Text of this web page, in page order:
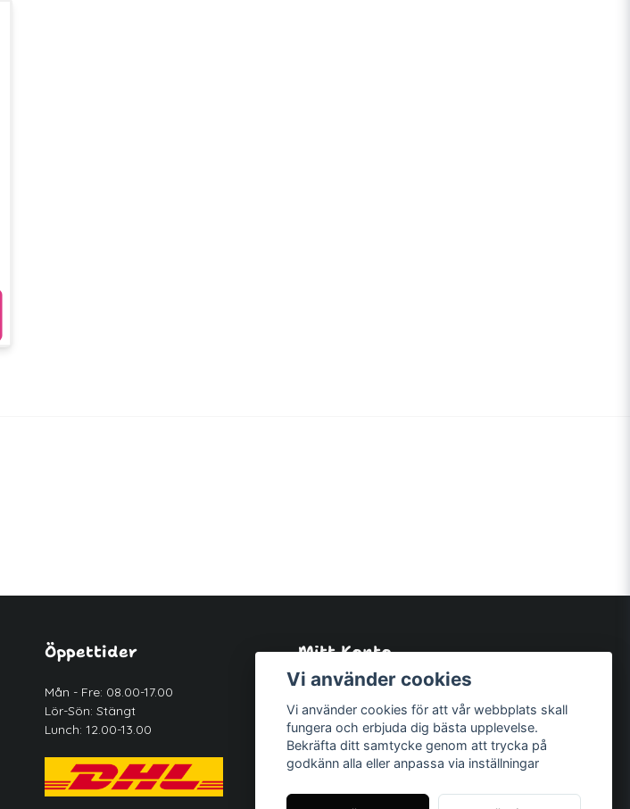
Öppettider
Mån - Fre: 08.00-17.00
Lör-Sön: Stängt
Lunch: 12.00-13.00
Mitt Konto
Logga in
Registrera dig
Glömt lösenord?
Vi använder cookies
Vi använder cookies för att vår webbplats skall
fungera och erbjuda dig bästa upplevelse.
Bekräfta ditt samtycke genom att trycka på
godkänn alla eller anpassa via inställningar